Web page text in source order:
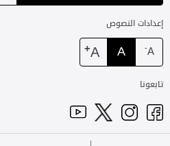
إعدادات النصوص
A
-
A
A
+
تابعونا